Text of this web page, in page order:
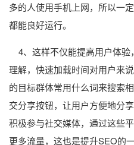
多的人使用手机上网，所以一
都能良好运行。
4、这样不仅能提高用户体验
理解，快速加载时间对用户来
的目标群体常用什么词来搜索
交分享按钮，让用户方便地分
积极参与社交媒体，通过这些
更多流量，这也是提升SEO的